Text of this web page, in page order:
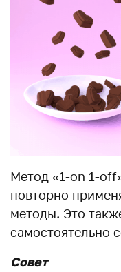
Метод «1-on 1-
повторно
методы. Это
самостоятельно
Совет